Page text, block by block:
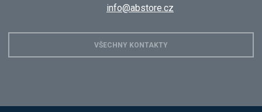
info@abstore.cz
VŠECHNY KONTAKTY